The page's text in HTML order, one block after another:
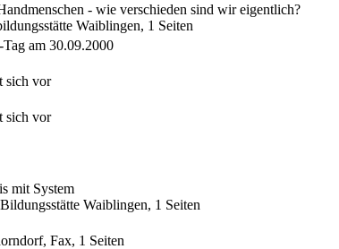
- wie verschieden sind wir eigentlich?
Waiblingen, 1 Seiten
am 30.09.2000
sich vor
sich vor
mit System
Waiblingen, 1 Seiten
Fax, 1 Seiten